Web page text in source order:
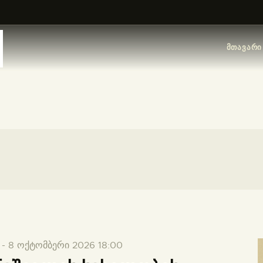
ᲛᲗᲐᲕᲐᲠᲘ
ᲛᲮᲐᲢᲕᲠᲔᲑᲘ
- 8 ოქტომბერი 2026 18:00